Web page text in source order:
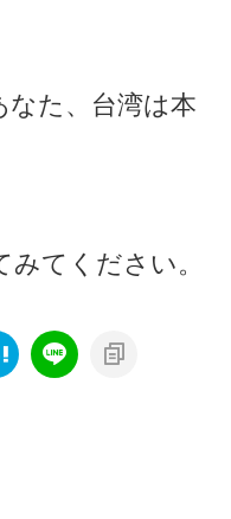
なた、台湾は本
てください。